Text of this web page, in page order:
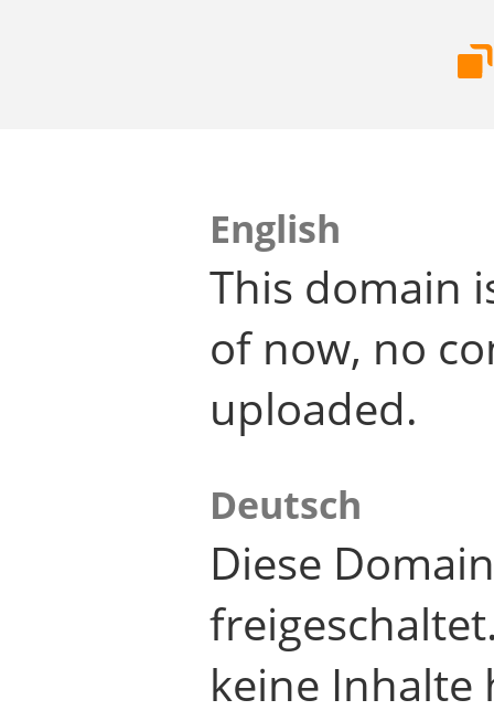
English
This domain
of now, no
uploaded.
Deutsch
Diese
keine Inhalte